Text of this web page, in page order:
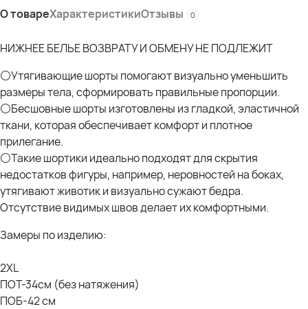
О товареХарактеристикиОтзывы 0
НИЖНЕЕ БЕЛЬЕ ВОЗВРАТУ И ОБМЕНУ НЕ ПОДЛЕЖИТ
⚪Утягивающие шорты помогают визуально уменьшить
размеры тела, сформировать правильные пропорции.
⚪Бесшовные шорты изготовлены из гладкой, эластичной
ткани, которая обеспечивает комфорт и плотное
прилегание.
⚪Такие шортики идеально подходят для скрытия
недостатков фигуры, например, неровностей на боках,
утягивают животик и визуально сужают бедра.
Отсутствие видимых швов делает их комфортными.
Замеры по изделию:
2XL
ПОТ-34см (без натяжения)
ПОБ-42 см